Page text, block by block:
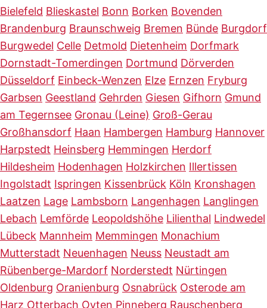
Bielefeld Blieskastel Bonn Borken Bovenden
Brandenburg Braunschweig Bremen Bünde Burgdorf
Burgwedel Celle Detmold Dietenheim Dorfmark
Dornstadt-Tomerdingen Dortmund Dörverden
Düsseldorf Einbeck-Wenzen Elze Ernzen Fryburg
Garbsen Geestland Gehrden Giesen Gifhorn Gmund
am Tegernsee Gronau (Leine) Groß-Gerau
Großhansdorf Haan Hambergen Hamburg Hannover
Harpstedt Heinsberg Hemmingen Herdorf
Hildesheim Hodenhagen Holzkirchen Illertissen
Ingolstadt Ispringen Kissenbrück Köln Kronshagen
Laatzen Lage Lambsborn Langenhagen Langlingen
Lebach Lemförde Leopoldshöhe Lilienthal Lindwedel
Lübeck Mannheim Memmingen Monachium
Mutterstadt Neuenhagen Neuss Neustadt am
Rübenberge-Mardorf Norderstedt Nürtingen
Oldenburg Oranienburg Osnabrück Osterode am
Harz Otterbach Oyten Pinneberg Rauschenberg